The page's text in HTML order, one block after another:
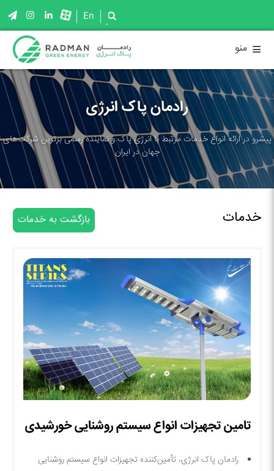
En
≡ منو
رادمان پاک انرژی
پیشرو در ارائه انواع خدمات مرتبط با انرژی پاک و نماینده رسمی برترین شرکت‌های
جهان در ایران
خدمات بازگشت به خدمات
تامین تجهیزات انواع سیستم روشنایی خورشیدی
رادمان پاک انرژی، تأمین‌کننده تجهیزات انواع سیستم روشنایی